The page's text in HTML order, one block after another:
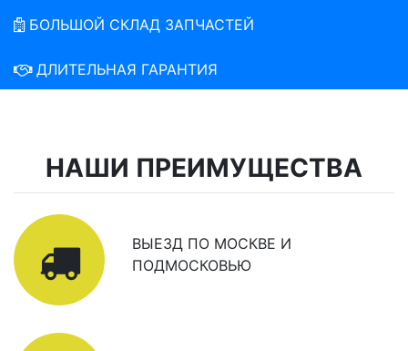
БОЛЬШОЙ СКЛАД ЗАПЧАСТЕЙ
ДЛИТЕЛЬНАЯ ГАРАНТИЯ
НАШИ ПРЕИМУЩЕСТВА
ВЫЕЗД ПО МОСКВЕ И
ПОДМОСКОВЬЮ